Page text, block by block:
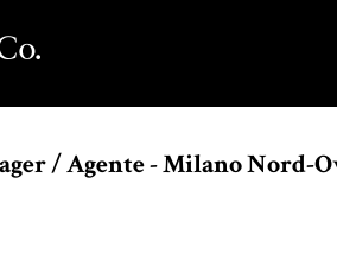
/ Agente - Milano Nord-